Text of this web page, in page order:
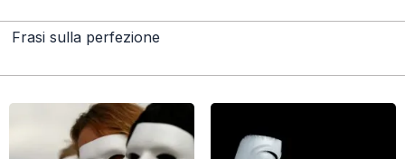
Frasi sulla perfezione